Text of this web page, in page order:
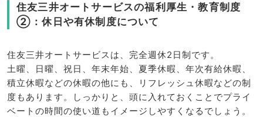
住友三井オートサービスの福利厚生・教育制度
②：休日や有休制度について
住友三井オートサービスは、完全週休2日制です。
土曜、日曜、祝日、年末年始、夏季休暇、年次有給休暇、
積立休暇などの休暇の他にも、リフレッシュ休暇などの制
度もあります。しっかりと、頭に入れておくことでプライ
ベートの時間の使い道もイメージしやすくなるでしょう。